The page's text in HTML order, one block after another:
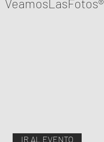
VeamosLasFotos®
IR AL EVENTO